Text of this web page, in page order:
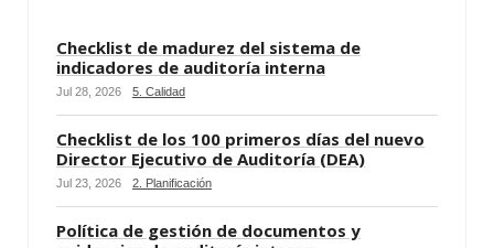
Checklist de madurez del sistema de
indicadores de auditoría interna
Jul 28, 2026 5. Calidad
Checklist de los 100 primeros días del nuevo
Director Ejecutivo de Auditoría (DEA)
Jul 23, 2026 2. Planificación
Política de gestión de documentos y